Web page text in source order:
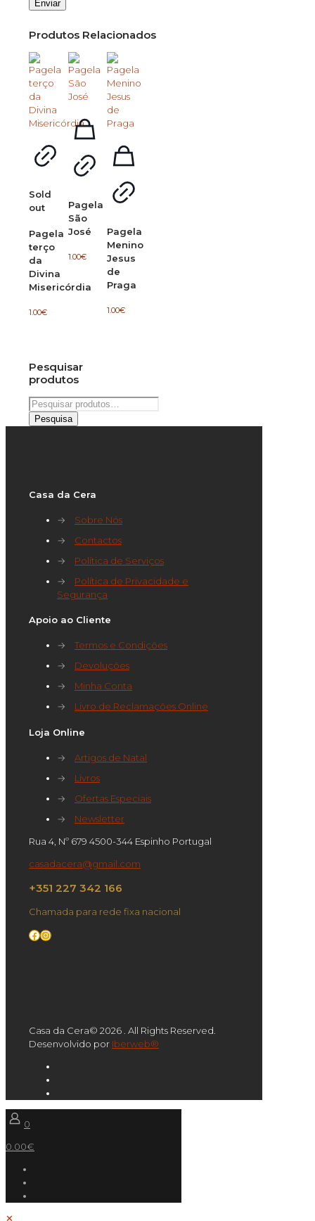
Produtos Relacionados
Sold
out
Pagela
terço
da
Divina
Misericórdia
1.00€
Pagela
São
José
1.00€
Pagela
Menino
Jesus
de
Praga
1.00€
Pesquisar
produtos
Pesquisar
por:
Pesquisa
Casa da Cera
→
Sobre Nós
→
Contactos
→
Política de Serviços
→
Política de Privacidade e
Segurança
Apoio ao Cliente
→
Termos e Condições
→
Devoluções
→
Minha Conta
→
Livro de Reclamações Online
Loja Online
→
Artigos de Natal
→
Livros
→
Ofertas Especiais
→
Newsletter
Rua 4, Nº 679 4500-344 Espinho Portugal
casadacera@gmail.com
+351 227 342 166
Chamada para rede fixa nacional
Facebook
Instagram
Casa da Cera© 2026 . All Rights Reserved.
Desenvolvido por Iberweb®
0
0.00€
✕